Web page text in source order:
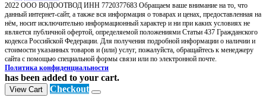
2022 ООО ВОДООТВОД ИНН 7720377683 Обращаем ваше внимание на то, что
данный интернет-сайт, а также вся информация о товарах и ценах, предоставленная на
нём, носит исключительно информационный характер и ни при каких условиях не
является публичной офертой, определяемой положениями Статьи 437 Гражданского
кодекса Российской Федерации. Для получения подробной информации о наличии и
стоимости указанных товаров и (или) услуг, пожалуйста, обращайтесь к менеджеру
сайта с помощью специальной формы связи или по электронной почте.
Политика конфиденциальности
has been added to your cart.
View Cart Checkout